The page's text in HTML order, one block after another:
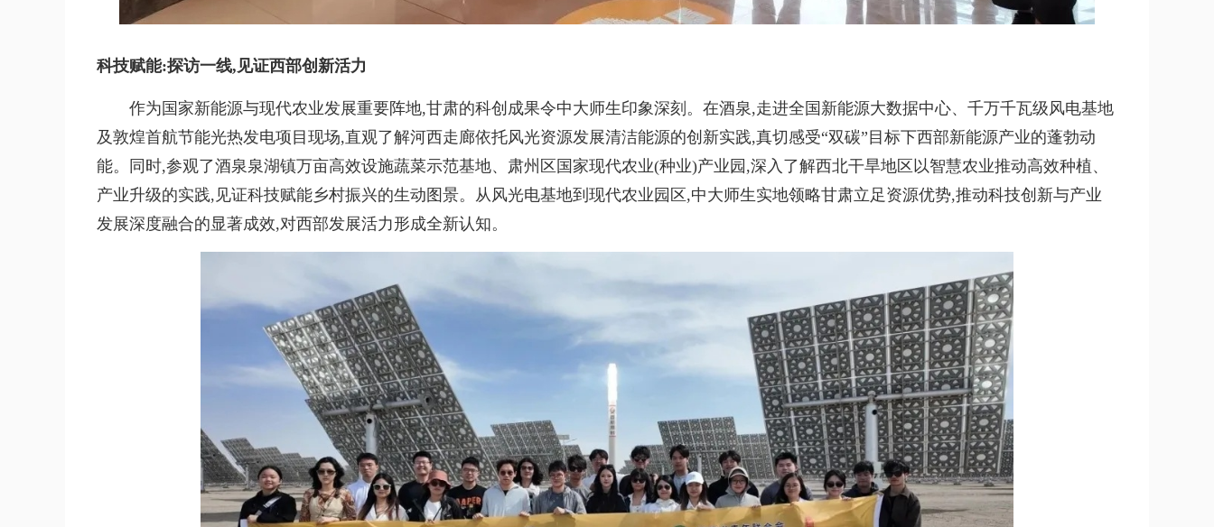
科技赋能:探访一线,见证西部创新活力
作为国家新能源与现代农业发展重要阵地,甘肃的科创成果令中大师生印象深刻。在酒泉,走进全国新能源大数据中心、千万千瓦级风电基地
及敦煌首航节能光热发电项目现场,直观了解河西走廊依托风光资源发展清洁能源的创新实践,真切感受“双碳”目标下西部新能源产业的蓬勃动
能。同时,参观了酒泉泉湖镇万亩高效设施蔬菜示范基地、肃州区国家现代农业(种业)产业园,深入了解西北干旱地区以智慧农业推动高效种植、
产业升级的实践,见证科技赋能乡村振兴的生动图景。从风光电基地到现代农业园区,中大师生实地领略甘肃立足资源优势,推动科技创新与产业
发展深度融合的显著成效,对西部发展活力形成全新认知。